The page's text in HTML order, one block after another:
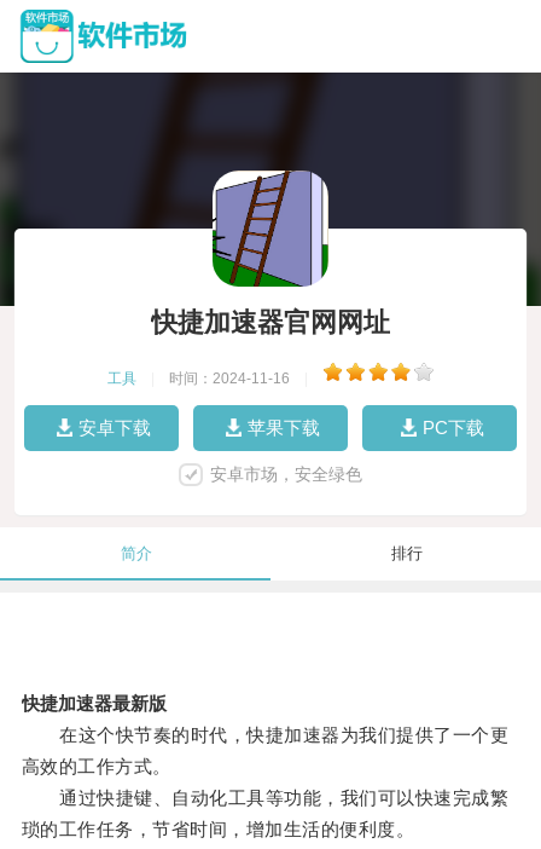
快捷加速器官网网址
工具 时间：2024-11-16
安卓下载 苹果下载 PC下载
安卓市场，安全绿色
简介 排行
快捷加速器最新版
在这个快节奏的时代，快捷加速器为我们提供了一个更
高效的工作方式。
通过快捷键、自动化工具等功能，我们可以快速完成繁
琐的工作任务，节省时间，增加生活的便利度。